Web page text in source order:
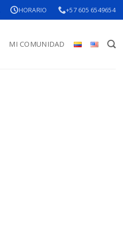
HORARIO +57 605 6549654
MI COMUNIDAD